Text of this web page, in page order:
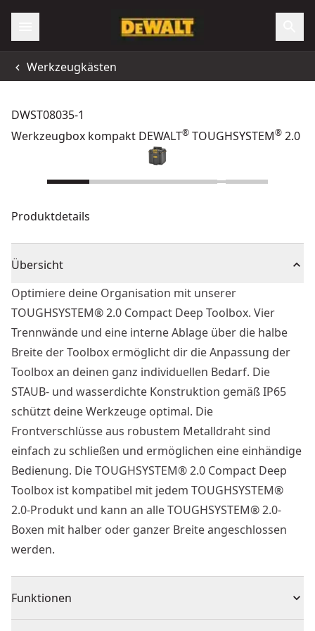
Werkzeugkästen
DWST08035-1
Werkzeugbox kompakt DEWALT® TOUGHSYSTEM® 2.0
Produktdetails
Übersicht
Optimiere deine Organisation mit unserer
TOUGHSYSTEM® 2.0 Compact Deep Toolbox. Vier
Trennwände und eine interne Ablage über die halbe
Breite der Toolbox ermöglicht dir die Anpassung der
Toolbox an deinen ganz individuellen Bedarf. Die
STAUB- und wasserdichte Konstruktion gemäß IP65
schützt deine Werkzeuge optimal. Die
Frontverschlüsse aus robustem Metalldraht sind
einfach zu schließen und ermöglichen eine einhändige
Bedienung. Die TOUGHSYSTEM® 2.0 Compact Deep
Toolbox ist kompatibel mit jedem TOUGHSYSTEM®
2.0-Produkt und kann an alle TOUGHSYSTEM® 2.0-
Boxen mit halber oder ganzer Breite angeschlossen
werden.
Funktionen